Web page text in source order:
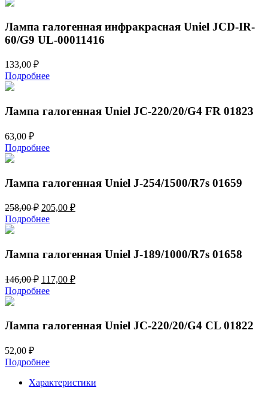
Лампа галогенная инфракрасная Uniel JCD-IR-
60/G9 UL-00011416
133,00 ₽
Подробнее
Лампа галогенная Uniel JC-220/20/G4 FR 01823
63,00 ₽
Подробнее
Лампа галогенная Uniel J-254/1500/R7s 01659
258,00₽ Первоначальная
цена
составляла
205,00 ₽Текущая
Подробнее
Лампа галогенная Uniel J-189/1000/R7s 01658
146,00₽ Первоначальная
цена
составляла
117,00 ₽Текущая
Подробнее
Лампа галогенная Uniel JC-220/20/G4 CL 01822
52,00 ₽
Подробнее
Характеристики